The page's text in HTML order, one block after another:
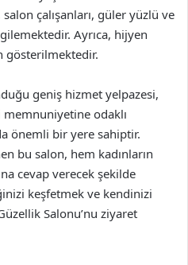
çalışanları, güler yüzlü ve
Ayrıca, hijyen
gösterilmektedir.
geniş hizmet yelpazesi,
odaklı
önemli bir yere sahiptir.
bu salon, hem kadınların
cevap verecek şekilde
keşfetmek ve kendinizi
Salonu’nu ziyaret